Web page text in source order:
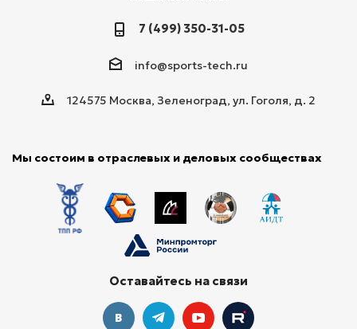
7 (499) 350-31-05
info@sports-tech.ru
124575 Москва, Зеленоград, ул. Гоголя, д. 2
Мы состоим в отраслевых и деловых сообществах
Оставайтесь на связи